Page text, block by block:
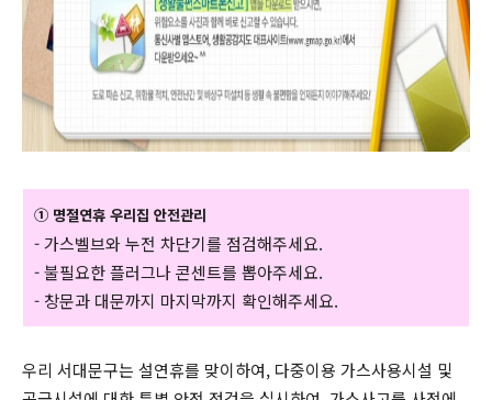
① 명절연휴 우리집 안전관리
- 가스벨브와 누전 차단기를 점검해주세요.
- 불필요한 플러그나 콘센트를 뽑아주세요.
- 창문과 대문까지 마지막까지 확인해주세요.
우리 서대문구는 설연휴를 맞이하여, 다중이용 가스사용시설 및